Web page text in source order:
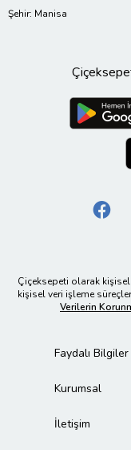
Şehir: Manisa
Çiçeksepeti olarak
kişisel veri işleme
Verilerin
Faydalı Bilgiler
Kurumsal
İletişim